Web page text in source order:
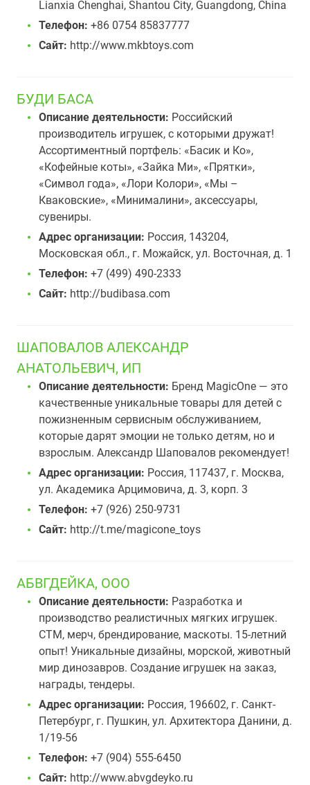
Lianxia Chenghai, Shantou City, Guangdong, China
Телефон: +86 0754 85837777
Сайт: http://www.mkbtoys.com
БУДИ БАСА
Описание деятельности: Российский
производитель игрушек, с которыми дружат!
Ассортиментный портфель: «Басик и Ко»,
«Кофейные коты», «Зайка Ми», «Прятки»,
«Символ года», «Лори Колори», «Мы –
Кваковские», «Минималини», аксессуары,
сувениры.
Адрес организации: Россия, 143204,
Московская обл., г. Можайск, ул. Восточная, д. 1
Телефон: +7 (499) 490-2333
Сайт: http://budibasa.com
ШАПОВАЛОВ АЛЕКСАНДР
АНАТОЛЬЕВИЧ, ИП
Описание деятельности: Бренд MagicOne — это
качественные уникальные товары для детей с
пожизненным сервисным обслуживанием,
которые дарят эмоции не только детям, но и
взрослым. Александр Шаповалов рекомендует!
Адрес организации: Россия, 117437, г. Москва,
ул. Академика Арцимовича, д. 3, корп. 3
Телефон: +7 (926) 250-9731
Сайт: http://t.me/magicone_toys
АБВГДЕЙКА, ООО
Описание деятельности: Разработка и
производство реалистичных мягких игрушек.
СТМ, мерч, брендирование, маскоты. 15-летний
опыт! Уникальные дизайны, морской, животный
мир динозавров. Создание игрушек на заказ,
награды, тендеры.
Адрес организации: Россия, 196602, г. Санкт-
Петербург, г. Пушкин, ул. Архитектора Данини, д.
1/19-56
Телефон: +7 (904) 555-6450
Сайт: http://www.abvgdeyko.ru